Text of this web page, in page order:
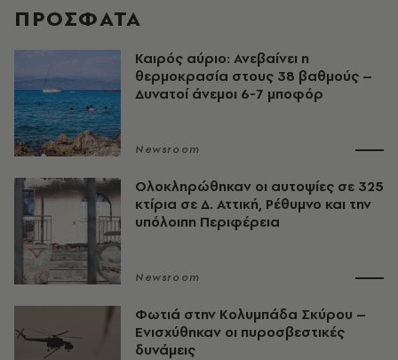
ΠΡΟΣΦΑΤΑ
Καιρός αύριο: Ανεβαίνει η
θερμοκρασία στους 38 βαθμούς –
Δυνατοί άνεμοι 6-7 μποφόρ
Newsroom
Ολοκληρώθηκαν οι αυτοψίες σε 325
κτίρια σε Δ. Αττική, Ρέθυμνο και την
υπόλοιπη Περιφέρεια
Newsroom
Φωτιά στην Κολυμπάδα Σκύρου –
Ενισχύθηκαν οι πυροσβεστικές
δυνάμεις